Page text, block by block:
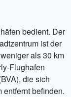
bedient. Der
ist der
als 30 km
Flughafen
die sich
entfernt befinden.